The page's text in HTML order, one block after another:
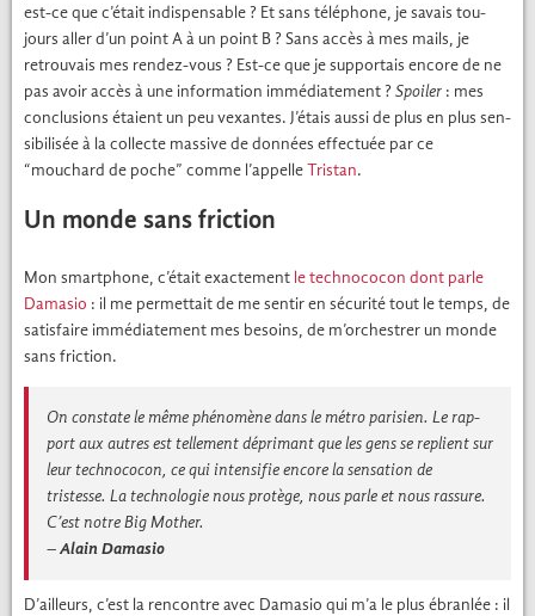
est-ce que c’était indis­pens­able ? Et sans télé­phone, je savais tou­
jours aller d’un point A à un point B ? Sans accès à mes mails, je
retrou­vais mes ren­dez-vous ? Est-ce que je sup­por­t­ais encore de ne
pas avoir accès à une infor­ma­tion immé­di­ate­ment ? Spoil­er : mes
con­clu­sions étaient un peu vex­antes. J’étais aus­si de plus en plus sen­
si­bil­isée à la col­lecte mas­sive de don­nées effec­tuée par ce
“mouchard de poche” comme l’appelleTris­tan.
Un monde sans friction
Mon smart­phone, c’était exacte­ment le tech­no­co­con dont par­le
Dama­sio : il me per­me­t­tait de me sen­tir en sécu­rité tout le temps, de
sat­is­faire immé­di­ate­ment mes besoins, de m’orchestrer un monde
sans fric­tion.
On con­state le même phénomène dans le métro parisien. Le rap­
port aux autres est telle­ment dép­ri­mant que les gens se replient sur
leur tech­no­co­con, ce qui inten­si­fie encore la sen­sa­tion de
tristesse. La tech­nolo­gie nous pro­tège, nous par­le et nous ras­sure.
C’est notre Big Moth­er.
–Alain Dama­sio
D’ailleurs, c’est la ren­con­tre avec Dama­sio qui m’a le plus ébran­lée : il